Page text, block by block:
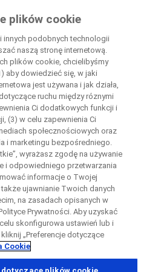
Zamknij
kontaktowy
Zamknij
z ośrodkiem badawczym
Zamknij
sponsor for questions
Zamknij
a call back
plików cookie
innych podobnych technologii
naszą stronę internetową.
plików cookie, chcielibyśmy
aby dowiedzieć się, w jaki
jest używana i jak działa,
ruchu między róznymi
Ci dodatkowych funkcji i
(3) w celu zapewnienia Ci
społecznościowych oraz
i marketingu bezpośredniego.
wyrażasz zgodę na używanie
i odpowiedniego przetwarzania
informacje o Twojej
ujawnianie Twoich danych
na zasadach opisanych w
Prywatności. Aby uzyskać
skonfigurowa ustawień lub i
„Preferencje dotyczące
Cookie